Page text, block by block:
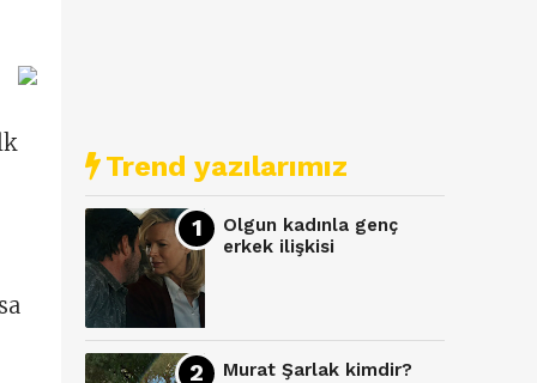
Trend yazılarımız
Olgun kadınla genç
erkek ilişkisi
Murat Şarlak kimdir?